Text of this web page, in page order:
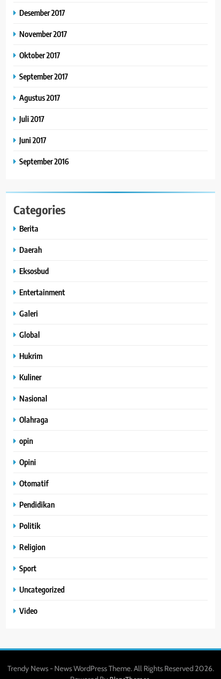
Desember 2017
November 2017
Oktober 2017
September 2017
Agustus 2017
Juli 2017
Juni 2017
September 2016
Categories
Berita
Daerah
Eksosbud
Entertainment
Galeri
Global
Hukrim
Kuliner
Nasional
Olahraga
opin
Opini
Otomatif
Pendidikan
Politik
Religion
Sport
Uncategorized
Video
Trendy News - News WordPress Theme. All Rights Reserved 2026.